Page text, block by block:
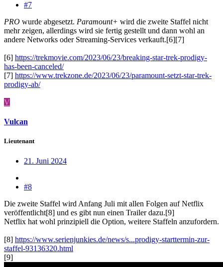
#7
PRO wurde abgesetzt. Paramount+ wird die zweite Staffel nicht
mehr zeigen, allerdings wird sie fertig gestellt und dann wohl an
andere Networks oder Streaming-Services verkauft.[6][7]
[6] https://trekmovie.com/2023/06/23/breaking-star-trek-prodigy-
has-been-canceled/
[7] https://www.trekzone.de/2023/06/23/paramount-setzt-star-trek-
prodigy-ab/
V
Vulcan
Lieutenant
21. Juni 2024
#8
Die zweite Staffel wird Anfang Juli mit allen Folgen auf Netflix
veröffentlicht[8] und es gibt nun einen Trailer dazu.[9]
Netflix hat wohl prinzipiell die Option, weitere Staffeln anzufordern.
[8] https://www.serienjunkies.de/news/s...prodigy-starttermin-zur-
staffel-93136320.html
[9]